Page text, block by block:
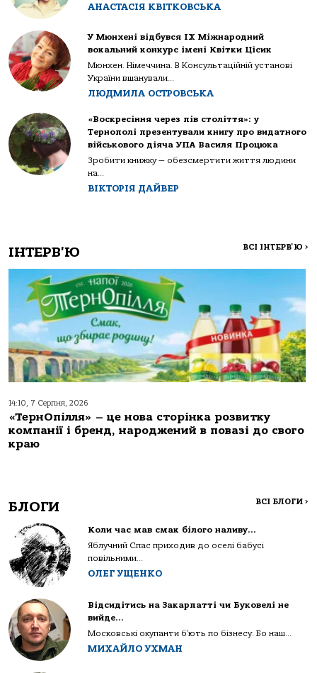
АНАСТАСІЯ КВІТКОВСЬКА
У Мюнхені відбувся IX Міжнародний
вокальний конкурс імені Квітки Цісик
Мюнхен. Німеччина. В Консультаційній установі
України вшанували...
ЛЮДМИЛА ОСТРОВСЬКА
«Воскресіння через пів століття»: у
Тернополі презентували книгу про видатного
військового діяча УПА Василя Процюка
Зробити книжку — обезсмертити життя людини
на...
ВІКТОРІЯ ДАЙВЕР
ІНТЕРВ'Ю ВСІ ІНТЕРВ'Ю >
14:10, 7 Серпня, 2026
«ТернОпілля» – це нова сторінка розвитку
компанії і бренд, народжений в повазі до свого
краю
БЛОГИ ВСІ БЛОГИ >
Коли час мав смак білого наливу…
Яблучний Спас приходив до оселі бабусі
повільними...
ОЛЕГ УЩЕНКО
Відсидітись на Закарпатті чи Буковелі не
вийде…
Московські окупанти б’ють по бізнесу. Бо наш...
МИХАЙЛО УХМАН